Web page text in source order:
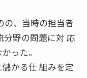
の、当時の担当者
分野の問題に対 応
った。
かる仕 組みを定